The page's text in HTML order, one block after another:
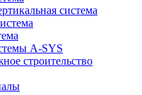
система
A-SYS
строительство